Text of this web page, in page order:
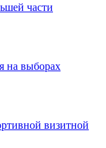
части
на выборах
визитной